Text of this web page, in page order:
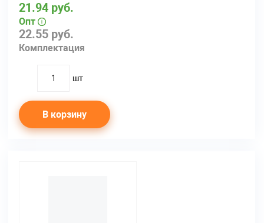
22.55 руб.
Комплектация
21.94 руб.
Опт
quantity
шт
В корзину